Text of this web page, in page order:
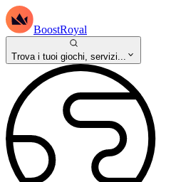
BoostRoyal
Trova i tuoi giochi, servizi...